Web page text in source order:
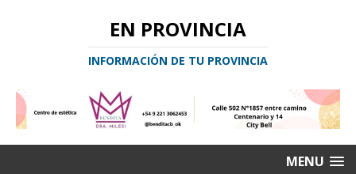
EN PROVINCIA
INFORMACIÓN DE TU PROVINCIA
MENU